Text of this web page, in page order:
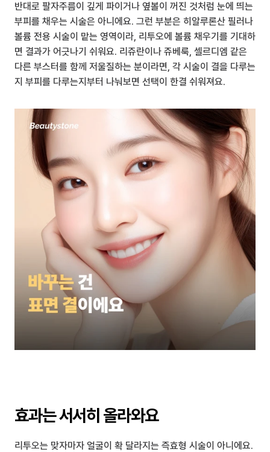
반대로 팔자주름이 깊게 파이거나 옆볼이 꺼진 것처럼 눈에 띄는
부피를 채우는 시술은 아니에요. 그런 부분은 히알루론산 필러나
볼륨 전용 시술이 맡는 영역이라, 리투오에 볼륨 채우기를 기대하
면 결과가 어긋나기 쉬워요. 리쥬란이나 쥬베룩, 셀르디엠 같은
다른 부스터를 함께 저울질하는 분이라면, 각 시술이 결을 다루는
지 부피를 다루는지부터 나눠보면 선택이 한결 쉬워져요.
효과는 서서히 올라와요
리투오는 맞자마자 얼굴이 확 달라지는 즉효형 시술이 아니에요.